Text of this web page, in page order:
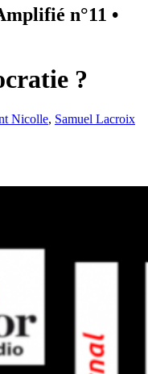
n°11 •
?
Nicolle, Samuel Lacroix